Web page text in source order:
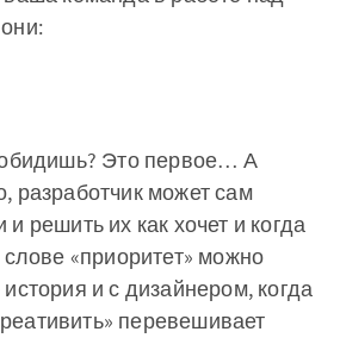
обидишь? Это первое… А
разработчик может сам
и решить их как хочет и когда
слове «приоритет» можно
и с дизайнером, когда
перевешивает